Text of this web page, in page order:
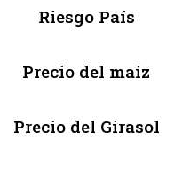
Riesgo País
Precio del maíz
Precio del Girasol